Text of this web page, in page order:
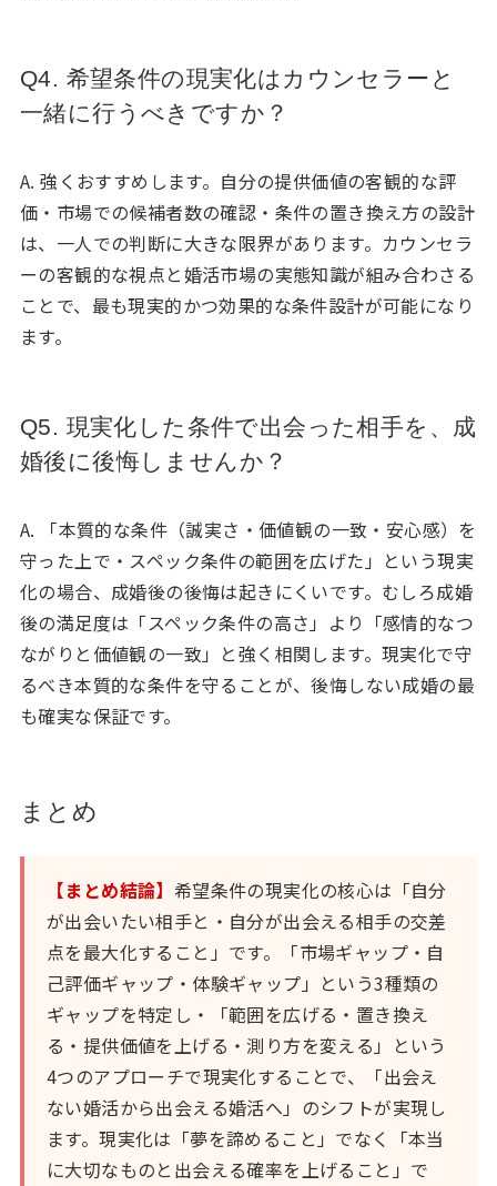
Q4. 希望条件の現実化はカウンセラーと
一緒に行うべきですか？
A. 強くおすすめします。自分の提供価値の客観的な評
価・市場での候補者数の確認・条件の置き換え方の設計
は、一人での判断に大きな限界があります。カウンセラ
ーの客観的な視点と婚活市場の実態知識が組み合わさる
ことで、最も現実的かつ効果的な条件設計が可能になり
ます。
Q5. 現実化した条件で出会った相手を、成
婚後に後悔しませんか？
A. 「本質的な条件（誠実さ・価値観の一致・安心感）を
守った上で・スペック条件の範囲を広げた」という現実
化の場合、成婚後の後悔は起きにくいです。むしろ成婚
後の満足度は「スペック条件の高さ」より「感情的なつ
ながりと価値観の一致」と強く相関します。現実化で守
るべき本質的な条件を守ることが、後悔しない成婚の最
も確実な保証です。
まとめ
【まとめ結論】 希望条件の現実化の核心は「自分
が出会いたい相手と・自分が出会える相手の交差
点を最大化すること」です。「市場ギャップ・自
己評価ギャップ・体験ギャップ」という3種類の
ギャップを特定し・「範囲を広げる・置き換え
る・提供価値を上げる・測り方を変える」という
4つのアプローチで現実化することで、「出会え
ない婚活から出会える婚活へ」のシフトが実現し
ます。現実化は「夢を諦めること」でなく「本当
に大切なものと出会える確率を上げること」で